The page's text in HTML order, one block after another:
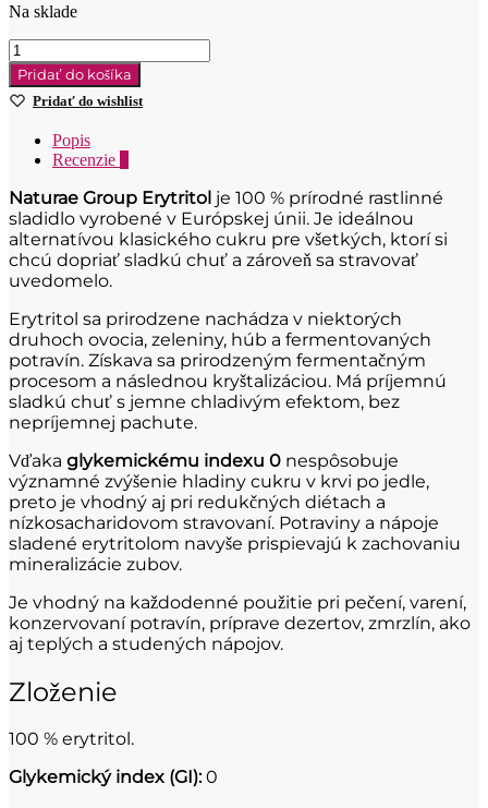
Na sklade
množstvo
Naturae
Group
Eritritol
Pridať do košíka
Pridať do wishlist
Popis
Recenzie
Naturae Group Erytritol je 100 % prírodné rastlinné
sladidlo vyrobené v Európskej únii. Je ideálnou
alternatívou klasického cukru pre všetkých, ktorí si
chcú dopriať sladkú chuť a zároveň sa stravovať
uvedomelo.
Erytritol sa prirodzene nachádza v niektorých
druhoch ovocia, zeleniny, húb a fermentovaných
potravín. Získava sa prirodzeným fermentačným
procesom a následnou kryštalizáciou. Má príjemnú
sladkú chuť s jemne chladivým efektom, bez
nepríjemnej pachute.
Vďaka glykemickému indexu 0 nespôsobuje
významné zvýšenie hladiny cukru v krvi po jedle,
preto je vhodný aj pri redukčných diétach a
nízkosacharidovom stravovaní. Potraviny a nápoje
sladené erytritolom navyše prispievajú k zachovaniu
mineralizácie zubov.
Je vhodný na každodenné použitie pri pečení, varení,
konzervovaní potravín, príprave dezertov, zmrzlín, ako
aj teplých a studených nápojov.
Zloženie
100 % erytritol.
Glykemický index (GI):0